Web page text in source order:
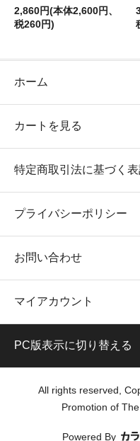
2,860円(本体2,600円、
税260円)
ホーム
カートを見る
特定商取引法に基づく
プライバシーポリシー
お問い合わせ
マイアカウント
PC版表示に切り替える
All rights reserved,
Promotion of
Powered By